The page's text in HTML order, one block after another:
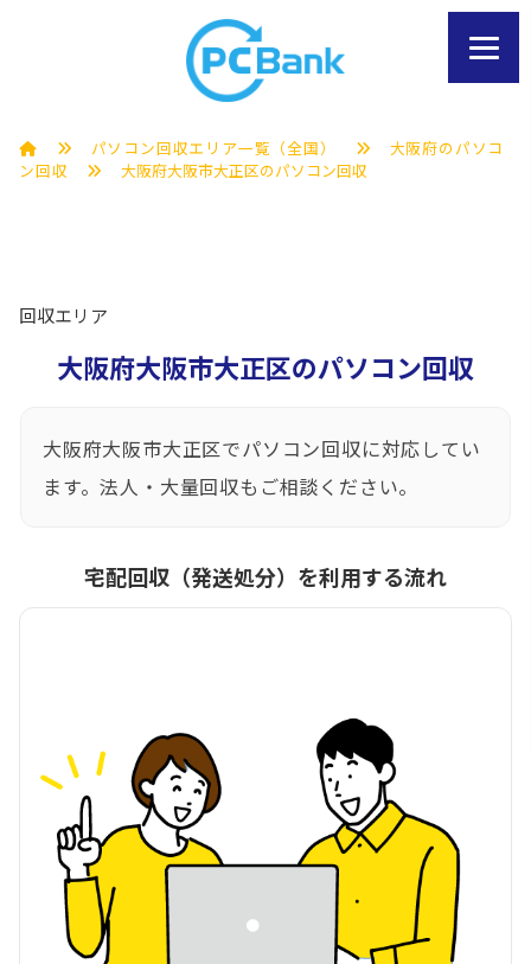
パソコン回収エリア一覧（全国）
大阪府のパソコ
ン回収
大阪府大阪市大正区のパソコン回収
回収エリア
大阪府大阪市大正区のパソコン回収
大阪府大阪市大正区でパソコン回収に対応してい
ます。法人・大量回収もご相談ください。
宅配回収（発送処分）を利用する流れ